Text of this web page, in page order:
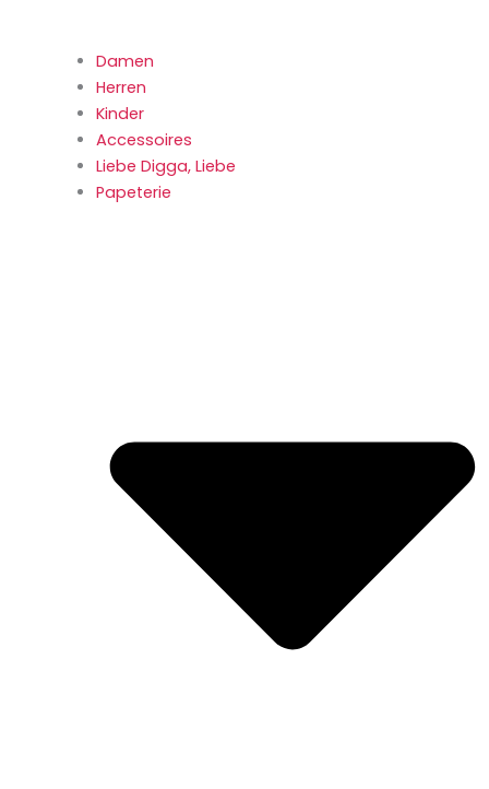
Damen
Herren
Kinder
Accessoires
Liebe Digga, Liebe
Papeterie